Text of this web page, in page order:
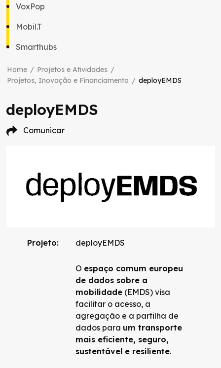
Home / Projetos e Atividades /
Projetos, Inovação e Financiamento / deployEMDS
deployEMDS
Comunicar
Projeto: deployEMDS
O espaço comum europeu
de dados sobre a
mobilidade (EMDS) visa
facilitar o acesso, a
agregação e a partilha de
dados para um transporte
mais eficiente, seguro,
sustentável e resiliente.
VoxPop
Mobil.T
Smarthubs